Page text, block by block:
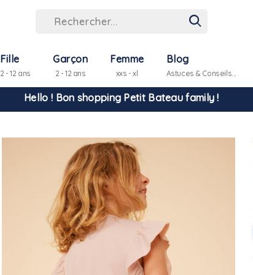
Fille
2 - 12 ans
Garçon
2 - 12 ans
Femme
xxs - xl
Blog
Astuces & Conseils...
Hello ! Bon shopping Petit Bateau family !
La livraison est assurée partout en Tunisie !